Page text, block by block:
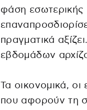
φάση
πραγματικά
εβδομάδων
Τα οικονομικά, οι
που αφορούν τη